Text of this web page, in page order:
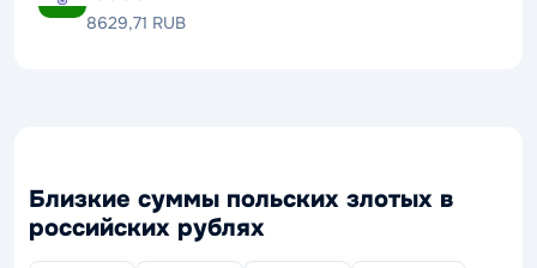
8629,71 RUB
Близкие суммы польских злотых в
российских рублях